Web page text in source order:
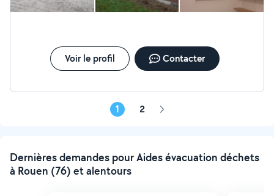
Voir le profil Contacter
1 2 Page
Dernières demandes pour Aides évacuation déchets
à Rouen (76) et alentours